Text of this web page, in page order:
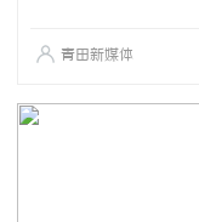
青田新媒体